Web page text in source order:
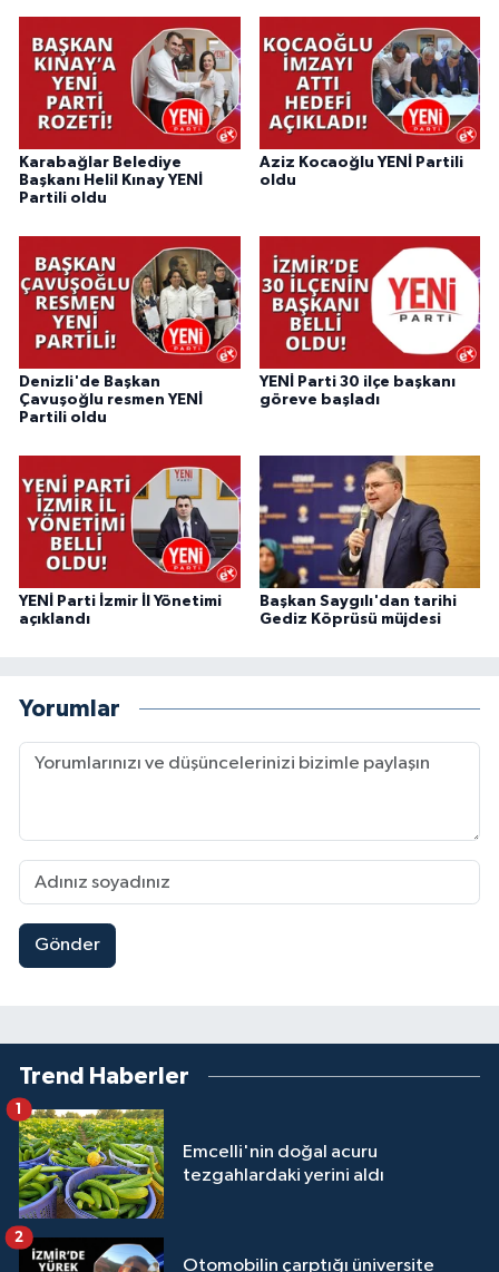
Karabağlar Belediye
Başkanı Helil Kınay YENİ
Partili oldu
Aziz Kocaoğlu YENİ Partili
oldu
Denizli'de Başkan
Çavuşoğlu resmen YENİ
Partili oldu
YENİ Parti 30 ilçe başkanı
göreve başladı
YENİ Parti İzmir İl Yönetimi
açıklandı
Başkan Saygılı'dan tarihi
Gediz Köprüsü müjdesi
Yorumlar
Gönder
Trend Haberler
Emcelli'nin doğal acuru
tezgahlardaki yerini aldı
1
Otomobilin çarptığı üniversite
2